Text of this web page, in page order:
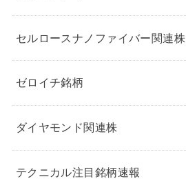
セルロースナノファイバー関連株
ゼロイチ銘柄
ダイヤモンド関連株
テクニカル注目銘柄速報